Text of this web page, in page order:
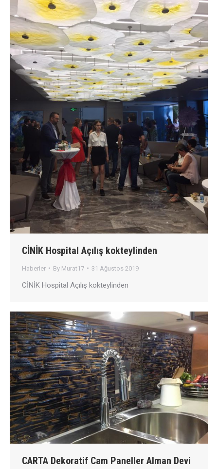
CİNİK Hospital Açılış kokteylinden
Haberler By Murat17 31 Ağustos 2019
CİNİK Hospital Açılış kokteylinden
CARTA Dekoratif Cam Paneller Alman Devi